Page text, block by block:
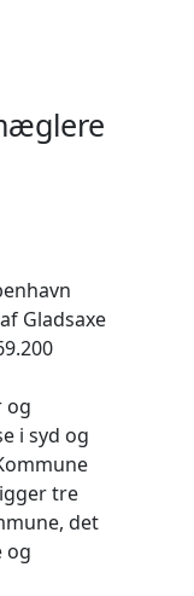
Gladsaxe
og
i syd og
tre
det
og